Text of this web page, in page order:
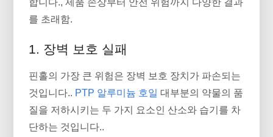
합니다., 제품 손상부터 안전 위험까지 다양한 결과
를 초래함.
1. 장벽 보호 실패
핀홀의 가장 큰 위험은 장벽 보호 장치가 파손되는
것입니다.. PTP 알루미늄 호일 대부분의 약물의 품
질을 저하시키는 두 가지 요소인 산소와 습기를 차
단하는 것입니다..